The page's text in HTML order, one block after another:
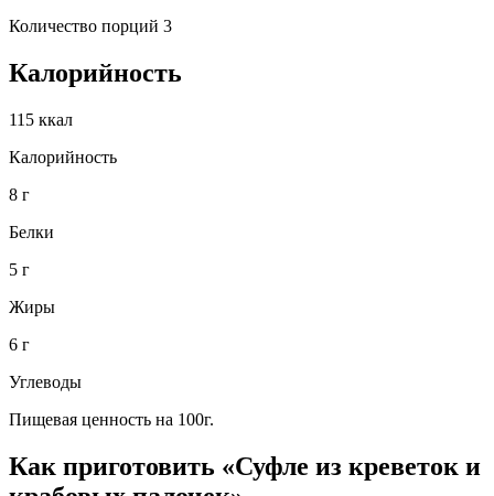
Количество порций 3
Калорийность
115 ккал
Калорийность
8 г
Белки
5 г
Жиры
6 г
Углеводы
Пищевая ценность на 100г.
Как приготовить «Суфле из креветок и